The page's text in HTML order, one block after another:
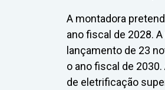
A montadora
ano fiscal de 2028.
lançamento de 23
o ano fiscal de
de eletrificação